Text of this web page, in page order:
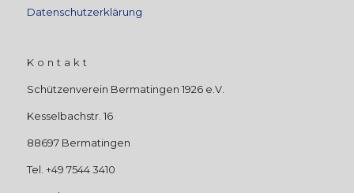
Datenschutzerklärung
Kontakt
Schützenverein Bermatingen 1926 e.V.
Kesselbachstr. 16
88697 Bermatingen
Tel. +49 7544 3410